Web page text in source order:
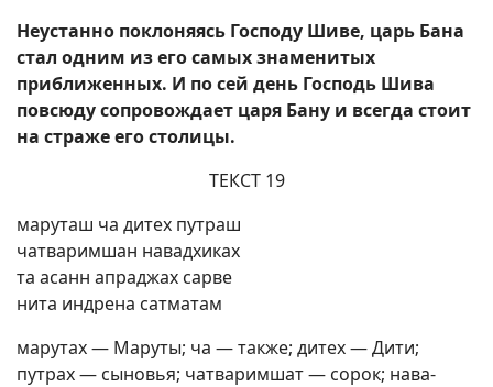
Неустанно поклоняясь Господу Шиве, царь Бана
стал одним из его самых знаменитых
приближенных. И по сей день Господь Шива
повсюду сопровождает царя Бану и всегда стоит
на страже его столицы.
ТЕКСТ 19
маруташ ча дитех путраш
чатваримшан навадхиках
та асанн апраджах сарве
нита индрена сатматам
марутах — Маруты; ча — также; дитех — Дити;
путрах — сыновья; чатваримшат — сорок; нава-